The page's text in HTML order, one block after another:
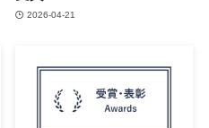
2026-04-21